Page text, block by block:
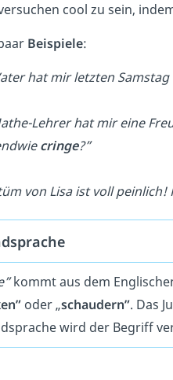
cool zu sein,
Beispiele:
hat mir letzten
Lehrer hat mir eine
cringe?”
von Lisa ist voll peinlich!
kommt aus dem
oder „schaudern”. Das
wird der Begriff